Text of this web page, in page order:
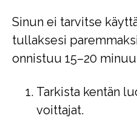
Sinun ei tarvitse
tullaksesi
onnistuu 15–20
Tarkista kentän
voittajat.